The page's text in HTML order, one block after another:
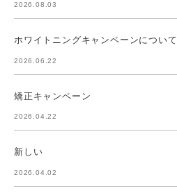
2026.08.03
ホワイトニングキャンペーンについて
2026.06.22
矯正キャンペーン
2026.04.22
新しい
2026.04.02